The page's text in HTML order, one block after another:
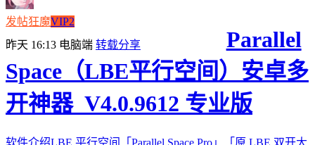
发帖狂魔VIP2
昨天 16:13 电脑端 转载分享
Parallel
Space（LBE平行空间）安卓多
开神器_V4.0.9612 专业版
软件介绍LBE 平行空间「Parallel Space Pro」「原 LBE 双开大